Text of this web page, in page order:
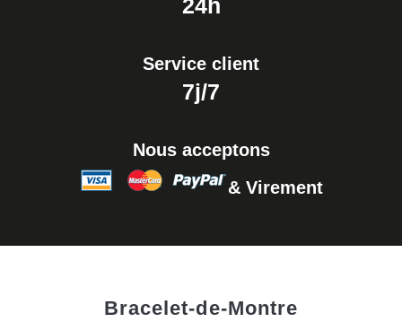
24h
Service client
7j/7
Nous acceptons
& Virement
Bracelet-de-Montre